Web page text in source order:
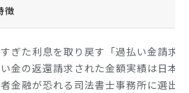
徴
ぎた利息を取り戻す「過払い金請求
金の返還請求された金額実績は日本一
金融が恐れる司法書士事務所に選出